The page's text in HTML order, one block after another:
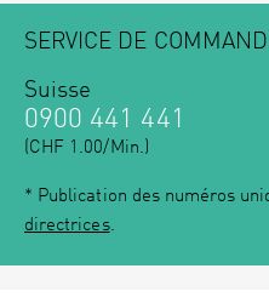
SERVICE DE
Suisse
0900 441 441
(CHF 1.00/Min.)
* Publication des numéros
directrices.